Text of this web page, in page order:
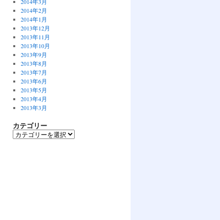
2014年2月
2014年1月
2013年12月
2013年11月
2013年10月
2013年9月
2013年8月
2013年7月
2013年6月
2013年5月
2013年4月
2013年3月
カテゴリー
カ